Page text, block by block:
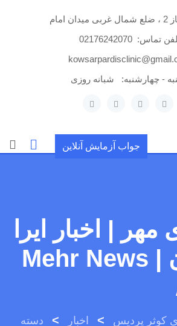
تماس:02176242070
- چهارشنبه:
شبانه روزی
جواب آزمایش آنلاین
| اخبار ایرا
ن و جهان | Mehr News
کوثر پردیس > اخبار >
دسته